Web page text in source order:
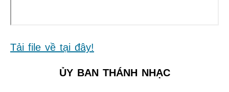
Tải file về tại đây!
ỦY BAN THÁNH NHẠC